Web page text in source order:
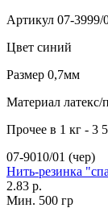
Артикул 07-3999/
Цвет синий
Размер 0,7мм
Материал
Прочее в 1 кг - 3
07-9010/01 (чер)
Нить-резинка
2.83 р.
Мин. 500 гр